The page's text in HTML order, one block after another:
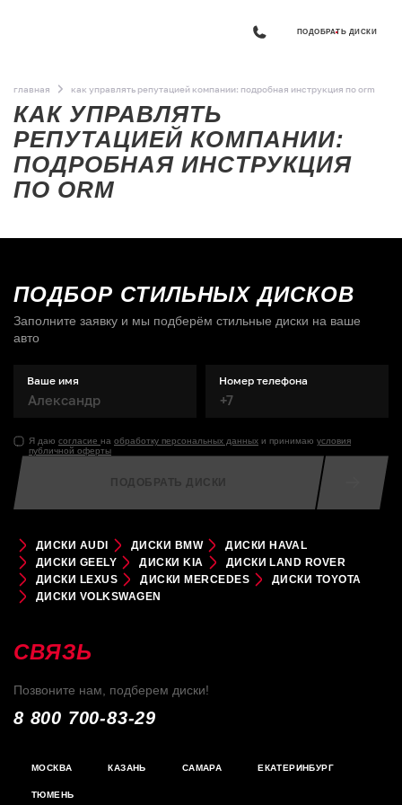
ПОДОБРАТЬ ДИСКИ
главная как управлять репутацией компании: подробная инструкция по orm
КАК УПРАВЛЯТЬ
РЕПУТАЦИЕЙ КОМПАНИИ:
ПОДРОБНАЯ ИНСТРУКЦИЯ
ПО ORM
ПОДБОР СТИЛЬНЫХ ДИСКОВ
Заполните заявку и мы подберём стильные диски на ваше
авто
Ваше имя Номер телефона
ПОДОБРАТЬ ДИСКИ
Я даю согласие на обработку персональных данных и принимаю условия
публичной оферты
ДИСКИ AUDI ДИСКИ BMW
ДИСКИ HAVAL
ДИСКИ GEELY
ДИСКИ KIA
ДИСКИ LAND ROVER
ДИСКИ LEXUS
ДИСКИ MERCEDES
ДИСКИ TOYOTA
ДИСКИ VOLKSWAGEN
СВЯЗЬ
Позвоните нам, подберем диски!
8 800 700-83-29
МОСКВА КАЗАНЬ САМАРА ЕКАТЕРИНБУРГ
ТЮМЕНЬ